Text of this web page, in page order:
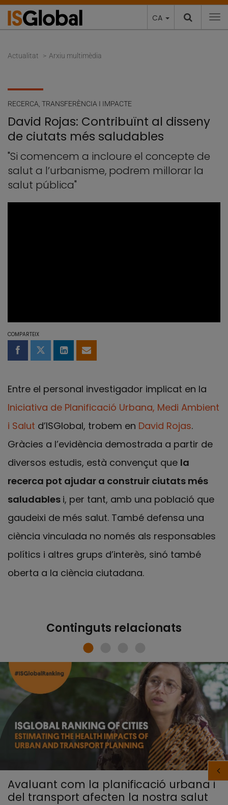
CA
Actualitat Arxiu multimèdia
RECERCA TRANSFERÈNCIA I IMPACTE
David Rojas: Contribuïnt al disseny
de ciutats més saludables
"Si comencem a incloure el concepte de
salut a l’urbanisme, podrem millorar la
salut pública"
COMPARTEIX
Compartir a Facebook
Compartir a Twitter
Comparteix a LinkedIn
Comparteix per email
Entre el personal investigador implicat en la
Iniciativa de Planificació Urbana, Medi Ambient
i Salut d’ISGlobal, trobem en David Rojas.
Gràcies a l’evidència demostrada a partir de
diversos estudis, està convençut que la
recerca pot ajudar a construir ciutats més
saludables i, per tant, amb una població que
gaudeixi de més salut. També defensa una
ciència vinculada no només als responsables
polítics i altres grups d’interès, sinó també
oberta a la ciència ciutadana.
Continguts relacionats
Avaluant com la planificació urbana i
del transport afecten la nostra salut